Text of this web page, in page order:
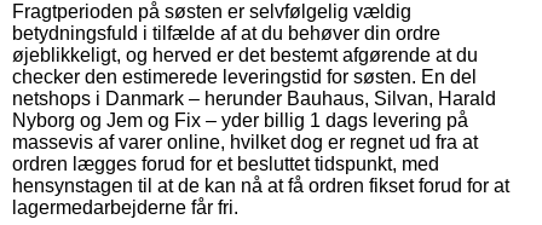
Fragtperioden på søsten er selvfølgelig vældig
betydningsfuld i tilfælde af at du behøver din ordre
øjeblikkeligt, og herved er det bestemt afgørende at du
checker den estimerede leveringstid for søsten. En del
netshops i Danmark – herunder Bauhaus, Silvan, Harald
Nyborg og Jem og Fix – yder billig 1 dags levering på
massevis af varer online, hvilket dog er regnet ud fra at
ordren lægges forud for et besluttet tidspunkt, med
hensynstagen til at de kan nå at få ordren fikset forud for at
lagermedarbejderne får fri.